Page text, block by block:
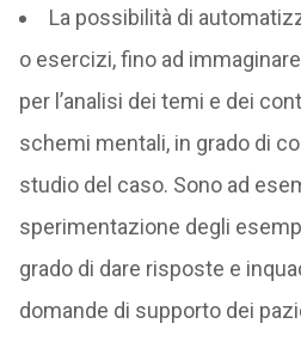
La possibilità di
o esercizi, fino ad
per l’analisi dei temi e dei
schemi mentali, in grado di
studio del caso. Sono ad
sperimentazione degli
grado di dare risposte e
domande di supporto dei